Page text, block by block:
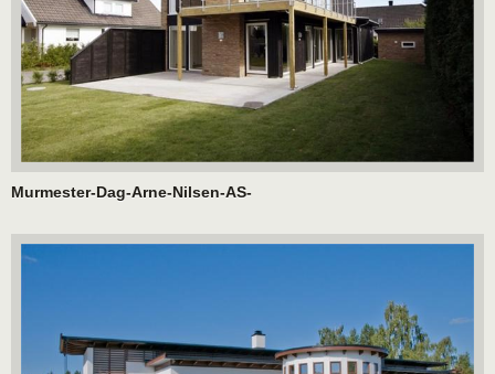
Murmester-Dag-Arne-Nilsen-AS-